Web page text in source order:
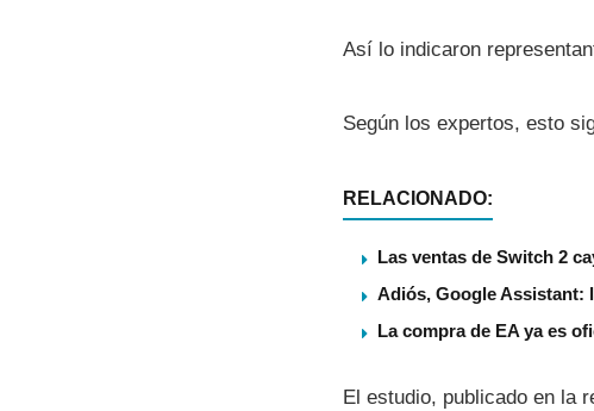
Así­ lo indicaron
Según los expertos, esto
RELACIONADO:
Las ventas de Switch 2
Adiós, Google Assistant:
La compra de EA ya es
El estudio, publicado en la